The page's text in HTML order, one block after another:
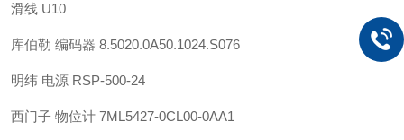
滑线 U10
库伯勒 编码器 8.5020.0A50.1024.S076
明纬 电源 RSP-500-24
西门子 物位计 7ML5427-0CL00-0AA1